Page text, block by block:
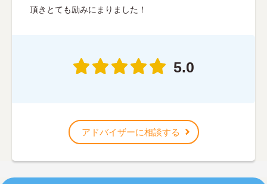
頂きとても励みにまりました！
5.0
アドバイザーに相談する